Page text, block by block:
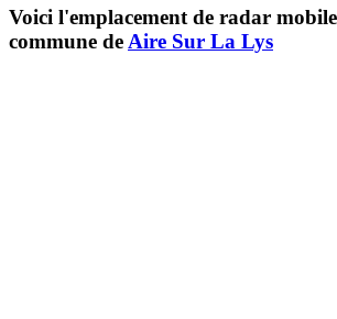
Voici l'emplacement de radar
commune de Aire Sur La Lys